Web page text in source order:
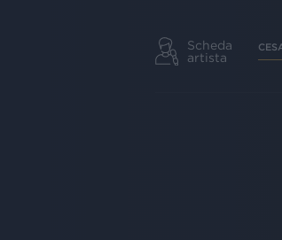
Scheda
artista